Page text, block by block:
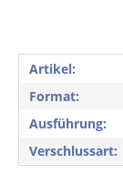
Artikel:
Format:
Ausführung:
Verschlussart: